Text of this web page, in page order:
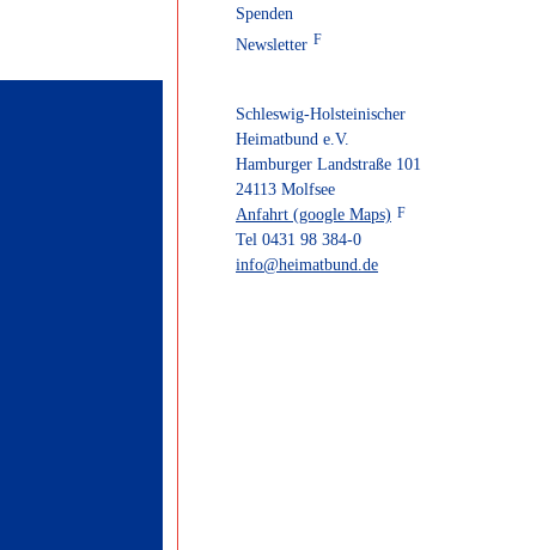
Spenden
Newsletter
Schleswig-Holsteinischer
Heimatbund e.V.
Hamburger Landstraße 101
24113 Molfsee
Anfahrt (google Maps)
Tel 0431 98 384-0
info@heimatbund.de